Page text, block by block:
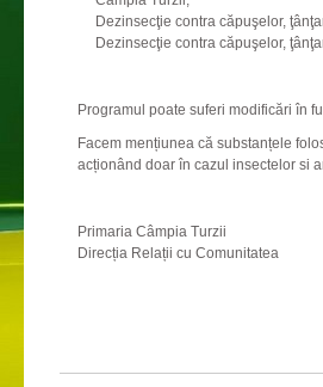
Dezinsecţie contra căpuşelor,
Dezinsecţie contra căpuşelor,
Programul poate suferi modificări în
Facem mențiunea că substanțele
acționând doar în cazul insectelor si
Primaria Câmpia Turzii
Direcția Relații cu Comunitatea